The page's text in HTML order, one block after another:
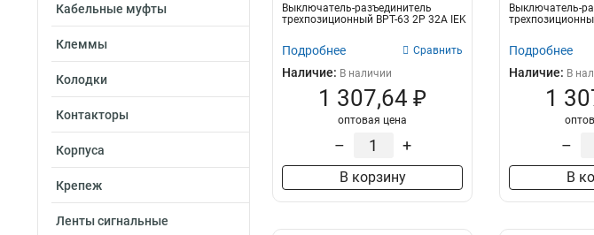
Кабельные муфты
Клеммы
Колодки
Контакторы
Корпуса
Крепеж
Ленты сигнальные
Выключатель-разъединитель
трехпозиционный ВРТ-63 2P 32А IEK
Подробнее Сравнить
Наличие: В наличии
1 307,64 ₽
оптовая цена
– +
В корзину
Выключатель-
Подробнее
Наличие: В
1
–
В